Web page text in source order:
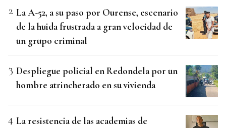
La A-52, a su paso por Ourense, escenario
de la huida frustrada a gran velocidad de
un grupo criminal
Despliegue policial en Redondela por un
hombre atrincherado en su vivienda
La resistencia de las academias de